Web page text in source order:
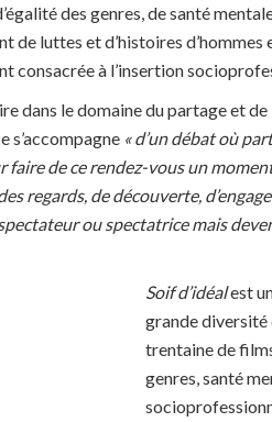
des genres, de santé
de luttes et d’histoires d’hommes
consacrée à l’insertion
dans le domaine du partage et
s’accompagne « d’un débat où
faire de ce rendez-vous un
regards, de découverte,
ou spectatrice mais
Soif d’idéalest
grande diversité
trentaine de
genres, santé